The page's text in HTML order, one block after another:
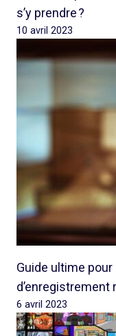
s’y prendre ?
10 avril 2023
Guide ultime
d’enregistrement
6 avril 2023